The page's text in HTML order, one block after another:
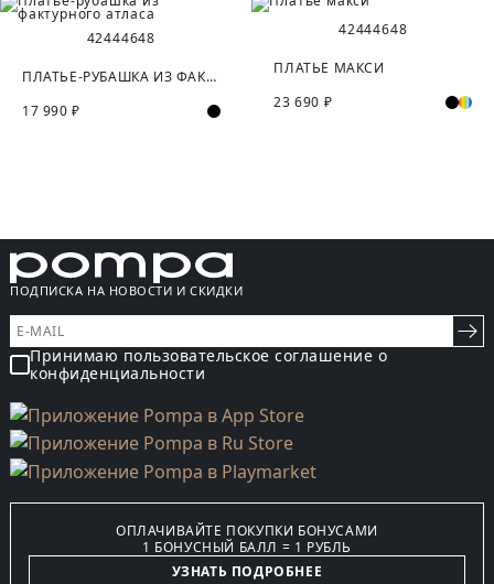
42444648
ПЛАТЬЕ-РУБАШКА ИЗ ФАКТУРНОГО АТЛАСА
17 990 ₽
42444648
ПЛАТЬЕ МАКСИ
23 690 ₽
ПОДПИСКА НА НОВОСТИ И СКИДКИ
Принимаю пользовательское соглашение о
конфиденциальности
ОПЛАЧИВАЙТЕ ПОКУПКИ БОНУСАМИ
1 БОНУСНЫЙ БАЛЛ = 1 РУБЛЬ
УЗНАТЬ ПОДРОБНЕЕ